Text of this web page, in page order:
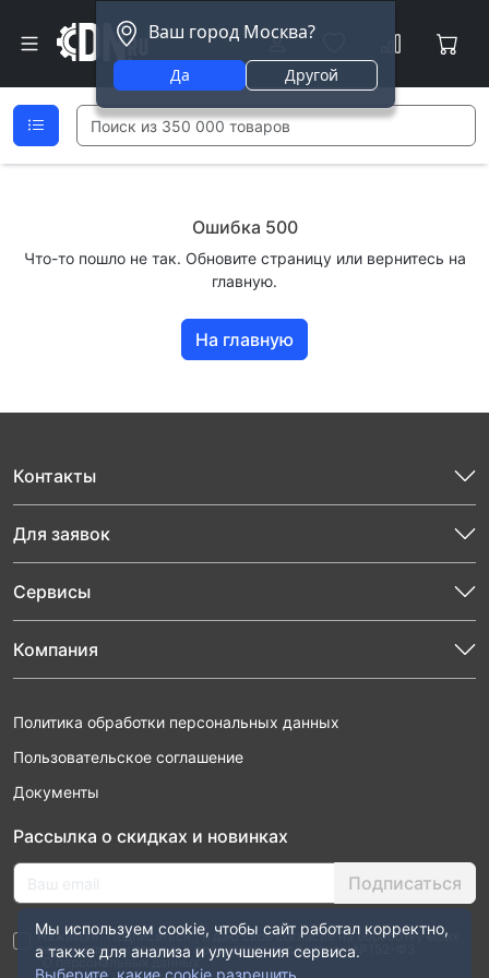
Ваш город Москва?
Да Другой
Ошибка 500
Что-то пошло не так. Обновите страницу или вернитесь на
главную.
На главную
Контакты
Для заявок
Сервисы
Компания
Политика обработки персональных данных
Пользовательское соглашение
Документы
Рассылка о скидках и новинках
Подписаться
Нажимая “Подписаться”, я даю свое согласие на обработку моих
персональных данных в соответствии с законом №152-ФЗ
“О персональных данных”
Мы используем cookie, чтобы сайт работал корректно,
а также для анализа и улучшения сервиса.
Выберите, какие cookie разрешить